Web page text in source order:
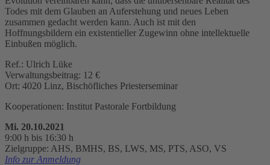
Todes mit dem Glauben an Auferstehung und neues Leben
zusammen gedacht werden kann. Auch ist mit den
Hoffnungsbildern ein existentieller Zugewinn ohne intellektuelle
Einbußen möglich.
Ref.: Ulrich Lüke
Verwaltungsbeitrag: 12 €
Ort: 4020 Linz, Bischöfliches Priesterseminar
Kooperationen: Institut Pastorale Fortbildung
Mi. 20.10.2021
9:00 h bis 16:30 h
Zielgruppe: AHS, BMHS, BS, LWS, MS, PTS, ASO, VS
Info zur Anmeldung